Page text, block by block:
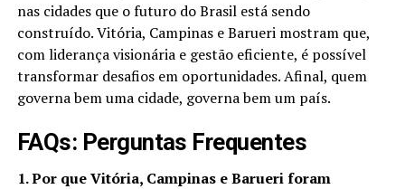
nas cidades que o futuro do Brasil está sendo
construído. Vitória, Campinas e Barueri mostram que,
com liderança visionária e gestão eficiente, é possível
transformar desafios em oportunidades. Afinal, quem
governa bem uma cidade, governa bem um país.
FAQs: Perguntas Frequentes
1. Por que Vitória, Campinas e Barueri foram